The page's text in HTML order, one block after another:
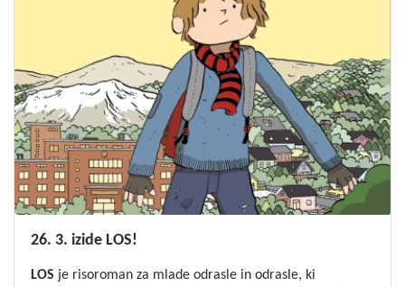
26. 3. izide LOS!
LOS je risoroman za mlade odrasle in odrasle, ki